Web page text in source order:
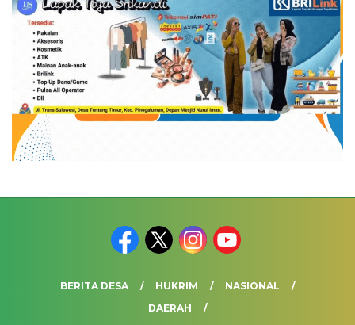
BERITA DESA HUKRIM
NASIONAL
DAERAH